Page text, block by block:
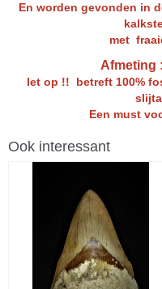
En worden gevonden in
met
Afmeting
let op !! betreft 100%
Een must
Ook interessant